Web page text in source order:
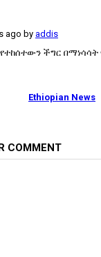
ago by addis
ችግር
Ethiopian News
COMMENT